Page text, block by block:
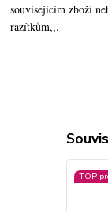
souvisejícím zboží
razítkům,,.
TOP